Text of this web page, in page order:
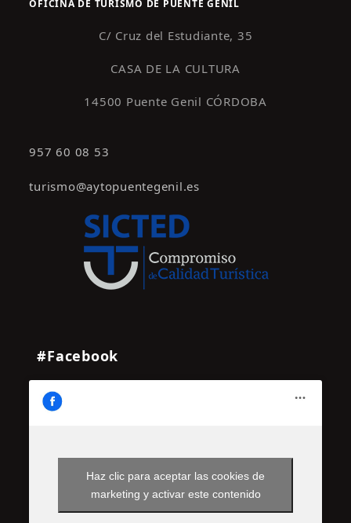
OFICINA DE TURISMO DE PUENTE GENIL
C/ Cruz del Estudiante, 35
CASA DE LA CULTURA
14500 Puente Genil CÓRDOBA
957 60 08 53
turismo@aytopuentegenil.es
#Facebook
Haz clic para aceptar las cookies de
marketing y activar este contenido